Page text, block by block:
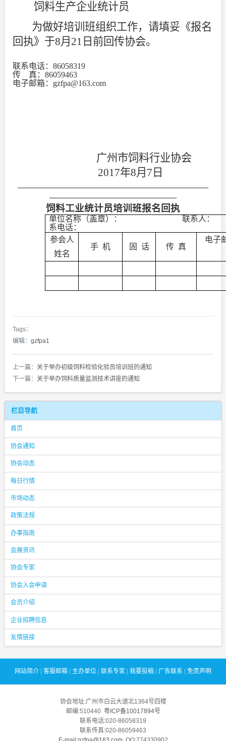
饲料生产企业统计员
为做好培训班组织工作，请填妥《报名
回执》于8月 21 日前回传协会。
联系电话： 86058319
传
真： 86059463
电子邮箱： gzfpa@163.com
广州市饲料行业协会
2017年8月 7 日
——————————————————
————————————
饲料工业统计员培训班报名回执
单位名称（盖章）：
联系人：
系电话：
参会人
姓名
手 机 固 话 传 真
电子
Tags：
编辑： gzfpa1
上一篇： 关于举办初级饲料检验化验员培训班的通知
下一篇： 关于举办饲料质量监测技术讲座的通知
栏目导航
首页
协会通知
协会动态
每日行情
市场动态
政策法规
办事指南
会展资讯
协会专家
协会入会申请
会员介绍
企业招聘信息
友情链接
网站简介 客服邮箱 主办单位 联系专家 我要投稿 广告联系 免责声明
协会地址:广州市白云大道北1364号四楼
邮编:510440 粤ICP备10017894号
联系电话:020-86058319
联系传真:020-86059463